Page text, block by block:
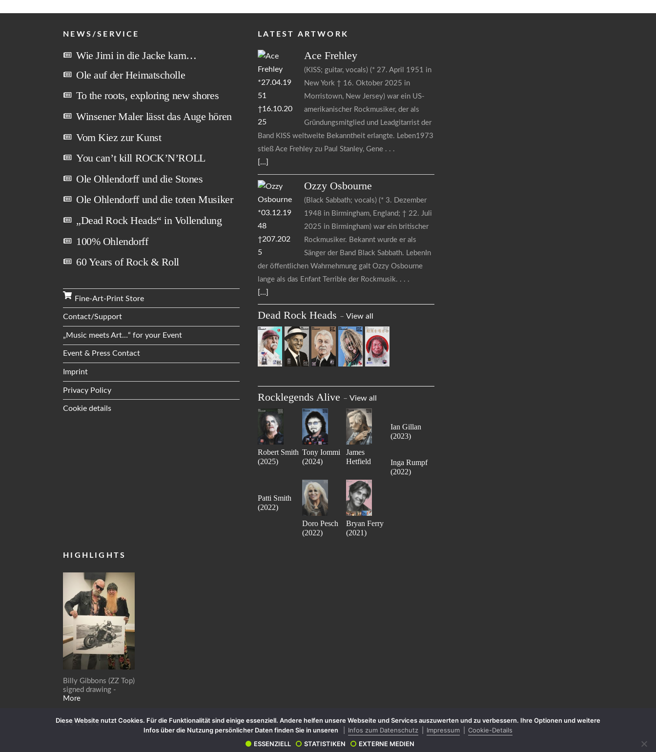
NEWS/SERVICE
Wie Jimi in die Jacke kam…
Ole auf der Heimatscholle
To the roots, exploring new shores
Winsener Maler lässt das Auge hören
Vom Kiez zur Kunst
You can’t kill ROCK’N’ROLL
Ole Ohlendorff und die Stones
Ole Ohlendorff und die toten Musiker
„Dead Rock Heads“ in Vollendung
100% Ohlendorff
60 Years of Rock & Roll
Fine-Art-Print Store
Contact/Support
„Music meets Art…“ for your Event
Event & Press Contact
Imprint
Privacy Policy
Cookie details
LATEST ARTWORK
AceFrehley
(KISS; guitar, vocals) (* 27. April 1951 in
New York † 16. Oktober 2025 in
Morristown, New Jersey) war ein US-
amerikanischer Rockmusiker, der als
Gründungsmitglied und Leadgitarrist der
Band KISS weltweite Bekanntheit erlangte. Leben1973
stieß Ace Frehley zu Paul Stanley, Gene
[...]
Ozzy Osbourne
(Black Sabbath; vocals) (* 3. Dezember
1948 in Birmingham, England; † 22. Juli
2025 in Birmingham) war ein britischer
Rockmusiker. Bekannt wurde er als
Sänger der Band Black Sabbath. LebenIn
der öffentlichen Wahrnehmung galt Ozzy Osbourne
lange als das Enfant Terrible der Rockmusik.
[...]
Dead Rock Heads –View all
Rocklegends Alive –View all
Robert Smith
(2025)
Tony Iommi
(2024)
James
Hetfield
Ian Gillan
(2023)
Inga Rumpf
(2022)
Patti Smith
(2022)
Doro Pesch
(2022)
Bryan Ferry
(2021)
HIGHLIGHTS
Billy Gibbons (ZZ Top)
signed drawing -
More
EVENTS
Diese Website nutzt Cookies. Für die Funktionalität sind einige essenziell. Andere helfen unsere Webseite und Services auszuwerten und zu verbessern. Ihre Optionen und weitere
Infos über die Nutzung persönlicher Daten finden Sie in unseren
Infos zum Datenschutz Impressum
Cookie-Details
ESSENZIELL
STATISTIKEN EXTERNE MEDIEN